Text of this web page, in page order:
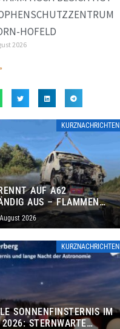
HOFELD
2026
KURZNACHRICHTEN
AUF A62
AUS – FLAMMEN
AUF BÖSCHUNG ÜBER
2026
KURZNACHRICHTEN
SONNENFINSTERNIS IM
2026: STERNWARTE